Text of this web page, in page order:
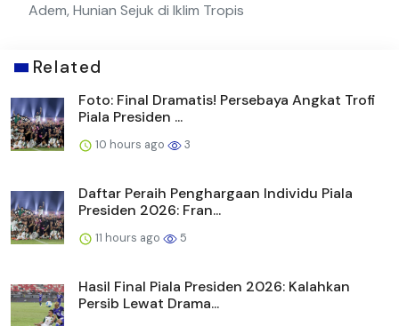
Adem, Hunian Sejuk di Iklim Tropis
Related
Foto: Final Dramatis! Persebaya Angkat Trofi
Piala Presiden ...
10 hours ago 3
Daftar Peraih Penghargaan Individu Piala
Presiden 2026: Fran...
11 hours ago 5
Hasil Final Piala Presiden 2026: Kalahkan
Persib Lewat Drama...